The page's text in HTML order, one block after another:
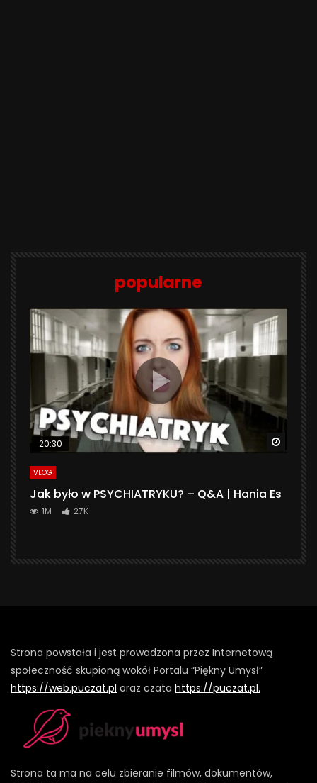
popularne
20:30
VLOG
Jak było w PSYCHIATRYKU? – Q&A | Hania Es
1M 27K
Strona powstała i jest prowadzona przez Internetową
społeczność skupioną wokół Portalu “Piękny Umysł”
https://web.puczat.pl oraz czata https://puczat.pl.
Strona ta ma na celu zbieranie filmów, dokumentów,